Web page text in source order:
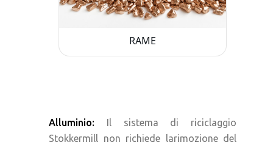
RAME
Alluminio: Il sistema di riciclaggio
Stokkermill non richiede larimozione del